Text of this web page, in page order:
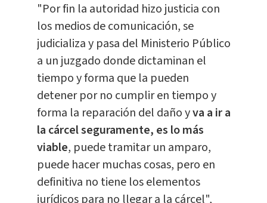
"Por fin la autoridad hizo justicia con
los medios de comunicación, se
judicializa y pasa del Ministerio Público
a un juzgado donde dictaminan el
tiempo y forma que la pueden
detener por no cumplir en tiempo y
forma la reparación del daño yva a ir a
la cárcel seguramente, es lo más
viable, puede tramitar un amparo,
puede hacer muchas cosas, pero en
definitiva no tiene los elementos
jurídicos para no llegar a la cárcel",